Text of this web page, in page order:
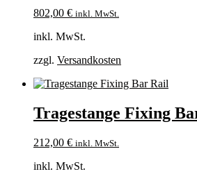
802,00 € inkl. MwSt.
inkl. MwSt.
zzgl. Versandkosten
Tragestange Fixing
212,00 € inkl. MwSt.
inkl. MwSt.